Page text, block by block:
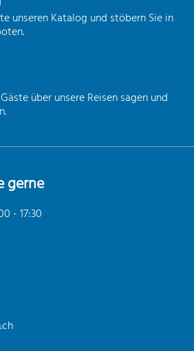
unseren Katalog und stöbern Sie in
über unsere Reisen sagen und
gerne
- 17:30